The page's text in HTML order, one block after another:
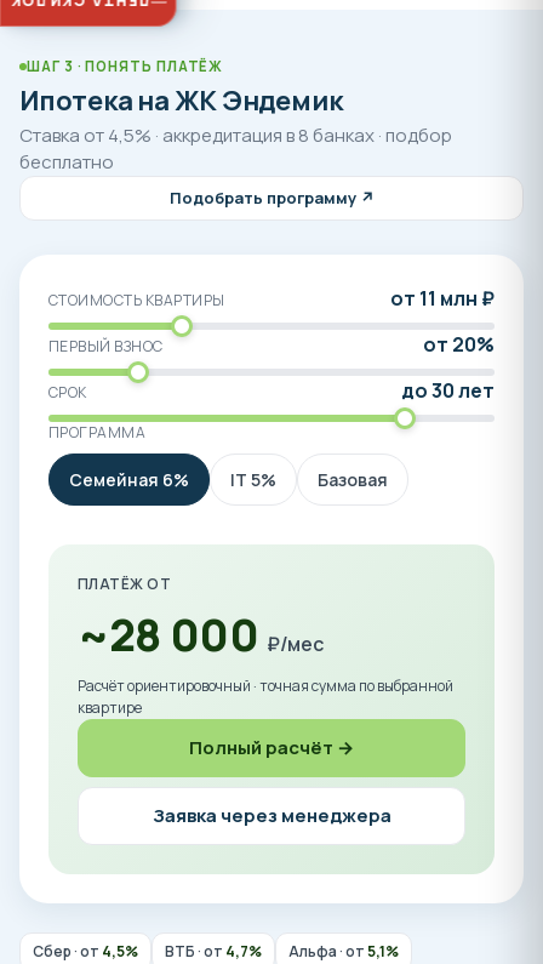
ШАГ 3 · ПОНЯТЬ ПЛАТЁЖ
Ипотека на ЖК Эндемик
Ставка от 4,5% · аккредитация в 8 банках · подбор
бесплатно
Подобрать программу ↗
СТОИМОСТЬ КВАРТИРЫ от 11 млн ₽
ПЕРВЫЙ ВЗНОС от 20%
СРОК до 30 лет
ПРОГРАММА
Семейная 6% IT 5% Базовая
ПЛАТЁЖ ОТ
~28 000 ₽/мес
Расчёт ориентировочный · точная сумма по выбранной
квартире
Полный расчёт →
Заявка через менеджера
Сбер · от 4,5% ВТБ · от 4,7% Альфа · от5,1%